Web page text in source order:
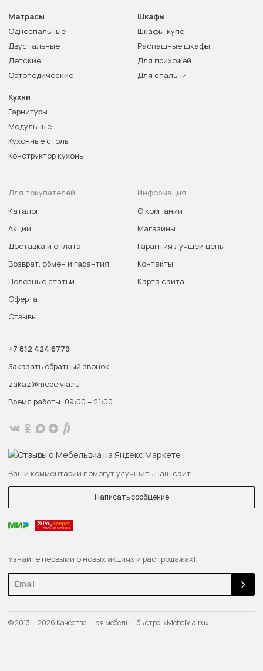
Узнайте первыми о новых акциях и распродажах!
Email
Матрасы
Односпальные
Двуспальные
Детские
Ортопедические
Шкафы
Шкафы-купе
Распашные шкафы
Для прихожей
Для спальни
Кухни
Гарнитуры
Модульные
Кухонные столы
Конструктор кухонь
Для покупателей
Каталог
Акции
Доставка и оплата
Возврат, обмен и гарантия
Полезные статьи
Оферта
Отзывы
Информация
О компании
Магазины
Гарантия лучшей цены
Контакты
Карта сайта
+7 812 424 6779
Заказать обратный звонок
zakaz@mebelvia.ru
Время работы: 09:00 – 21:00
Ваши комментарии помогут улучшить наш сайт
Написать сообщение
© 2013 — 2026 Качественная мебель — быстро. «MebelVia.ru»